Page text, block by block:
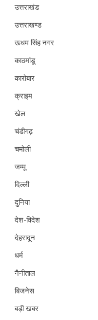
उत्तराखंड
उत्तराखण्ड
ऊधम सिंह नगर
काठमांडू
कारोबार
क्राइम
खेल
चंडीगढ़
चमोली
जम्मू
दिल्ली
दुनिया
देश-विदेश
देहरादून
धर्म
नैनीताल
बिजनेस
बड़ी खबर